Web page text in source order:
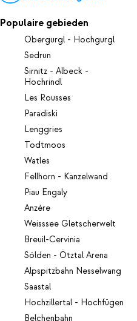
Populaire gebieden
Obergurgl - Hochgurgl
Sedrun
Sirnitz - Albeck -
Hochrindl
Les Rousses
Paradiski
Lenggries
Todtmoos
Watles
Fellhorn - Kanzelwand
Piau Engaly
Anzère
Weisssee Gletscherwelt
Breuil-Cervinia
Sölden - Ötztal Arena
Alpspitzbahn Nesselwang
Saastal
Hochzillertal - Hochfügen
Belchenbahn